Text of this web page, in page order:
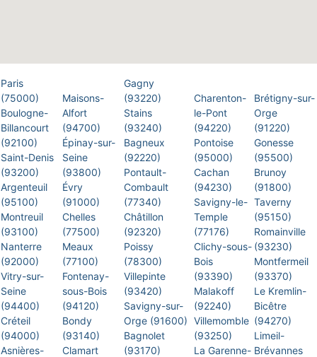
Paris
(75000)
Boulogne-
Billancourt
(92100)
Saint-Denis
(93200)
Argenteuil
(95100)
Montreuil
(93100)
Nanterre
(92000)
Vitry-sur-
Seine
(94400)
Créteil
(94000)
Asnières-
Maisons-
Alfort
(94700)
Épinay-sur-
Seine
(93800)
Évry
(91000)
Chelles
(77500)
Meaux
(77100)
Fontenay-
sous-Bois
(94120)
Bondy
(93140)
Clamart
Gagny
(93220)
Stains
(93240)
Bagneux
(92220)
Pontault-
Combault
(77340)
Châtillon
(92320)
Poissy
(78300)
Villepinte
(93420)
Savigny-sur-
Orge (91600)
Bagnolet
(93170)
Charenton-
le-Pont
(94220)
Pontoise
(95000)
Cachan
(94230)
Savigny-le-
Temple
(77176)
Clichy-sous-
Bois
(93390)
Malakoff
(92240)
Villemomble
(93250)
La Garenne-
Brétigny-sur-
Orge
(91220)
Gonesse
(95500)
Brunoy
(91800)
Taverny
(95150)
Romainville
(93230)
Montfermeil
(93370)
Le Kremlin-
Bicêtre
(94270)
Limeil-
Brévannes